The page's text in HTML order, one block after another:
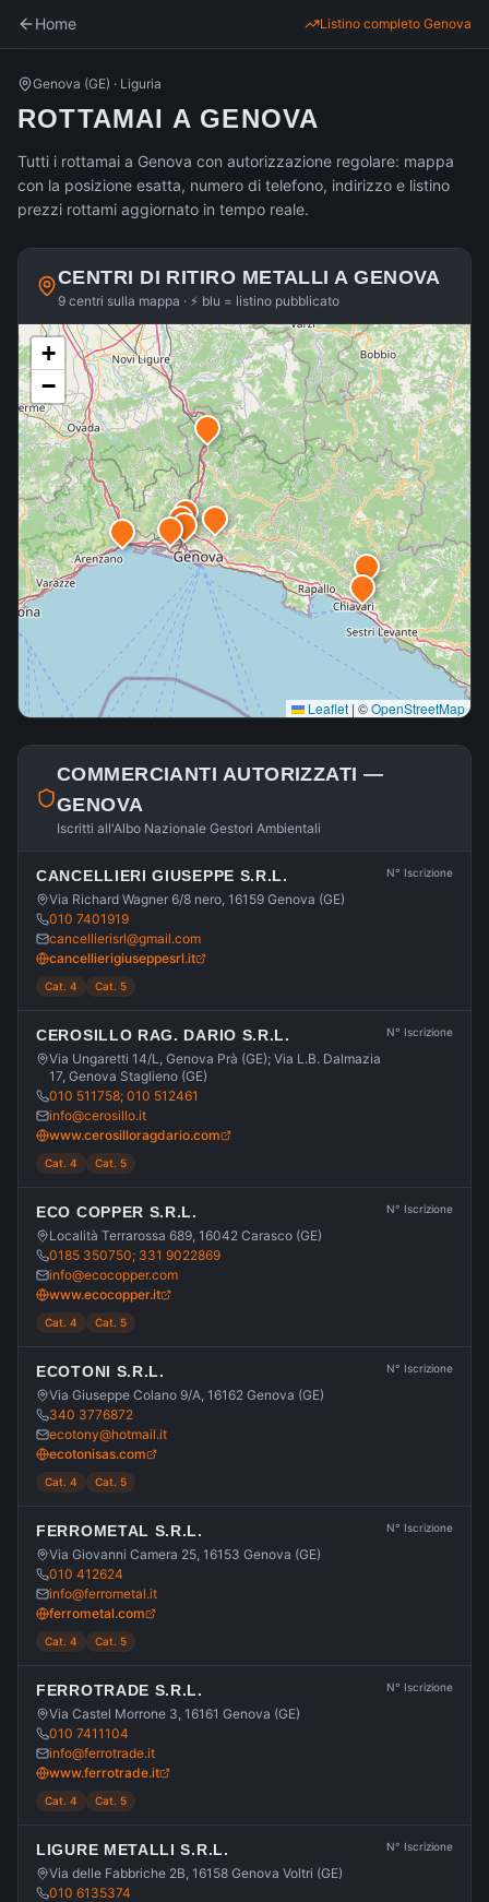
Home Listino completo Genova
Genova (GE) · Liguria
ROTTAMAI A GENOVA
Tutti i rottamai a Genova con autorizzazione regolare: mappa
con la posizione esatta, numero di telefono, indirizzo e listino
prezzi rottami aggiornato in tempo reale.
CENTRI DI RITIRO METALLI AGENOVA
9 centri sulla mappa · ⚡ blu = listino pubblicato
+
−
Leaflet | ©OpenStreetMap
COMMERCIANTI AUTORIZZATI —
GENOVA
Iscritti all'Albo Nazionale Gestori Ambientali
CANCELLIERI GIUSEPPE S.R.L.
Via Richard Wagner 6/8 nero, 16159 Genova (GE)
010 7401919
cancellierisrl@gmail.com
cancellierigiuseppesrl.it
N° Iscrizione
Cat. 4 Cat. 5
CEROSILLO RAG. DARIO S.R.L.
Via Ungaretti 14/L, Genova Prà (GE); Via L.B. Dalmazia
17, Genova Staglieno (GE)
010 511758; 010 512461
info@cerosillo.it
www.cerosilloragdario.com
N° Iscrizione
Cat. 4 Cat. 5
ECO COPPER S.R.L.
Località Terrarossa 689, 16042 Carasco (GE)
0185 350750; 331 9022869
info@ecocopper.com
www.ecocopper.it
N° Iscrizione
Cat. 4 Cat. 5
ECOTONI S.R.L.
Via Giuseppe Colano 9/A, 16162 Genova (GE)
340 3776872
ecotony@hotmail.it
ecotonisas.com
N° Iscrizione
Cat. 4 Cat. 5
FERROMETAL S.R.L.
Via Giovanni Camera 25, 16153 Genova (GE)
010 412624
info@ferrometal.it
ferrometal.com
N° Iscrizione
Cat. 4 Cat. 5
FERROTRADE S.R.L.
Via Castel Morrone 3, 16161 Genova (GE)
010 7411104
info@ferrotrade.it
www.ferrotrade.it
N° Iscrizione
Cat. 4 Cat. 5
LIGURE METALLI S.R.L.
Via delle Fabbriche 2B, 16158 Genova Voltri (GE)
010 6135374
N° Iscrizione